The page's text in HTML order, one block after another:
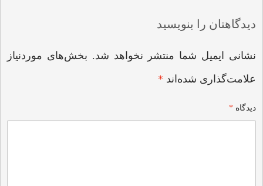
navigation
دیدگاهتان را بنویسید
نشانی ایمیل شما منتشر نخواهد شد. بخش‌های موردنیاز
علامت‌گذاری شده‌اند *
دیدگاه*